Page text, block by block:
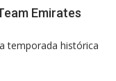
Emirates
temporada histórica